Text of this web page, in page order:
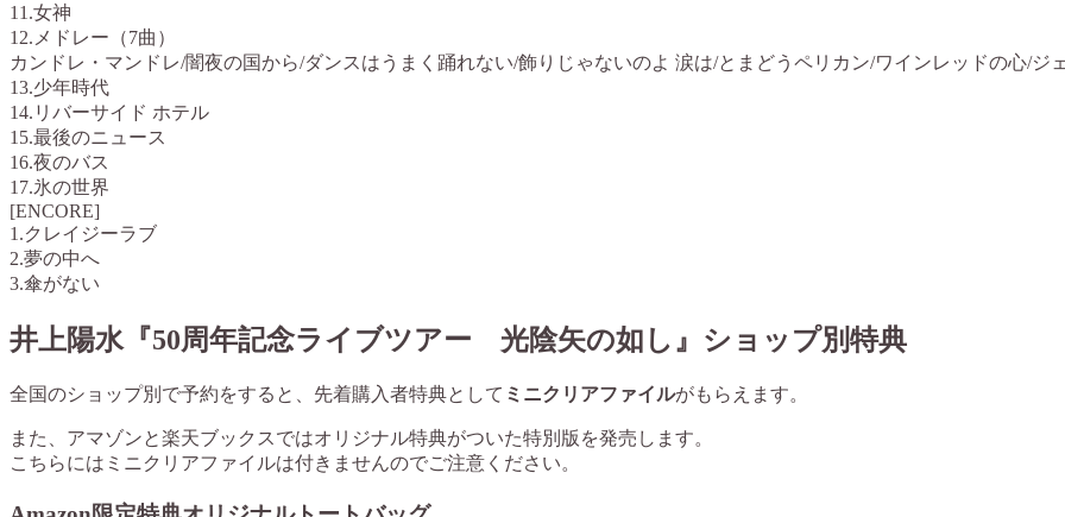
11.女神
12.メドレー（7曲）
カンドレ・マンドレ/闇夜の国から/ダンスはうまく踊れない/飾りじゃないのよ 涙は/とまどうペリカン/ワインレッドの心/ジ
13.少年時代
14.リバーサイド ホテル
15.最後のニュース
16.夜のバス
17.氷の世界
[ENCORE]
1.クレイジーラブ
2.夢の中へ
3.傘がない
井上陽水『50周年記念ライブツアー 光陰矢の如し』 ショップ別特典
全国のショップ別で予約をすると、先着購入者特典として ミニクリアファイルがもらえます。
また、アマゾンと楽天ブックスではオリジナル特典がついた特別版を発売します。
こちらには ミニクリアファイルは付きませんのでご注意ください。